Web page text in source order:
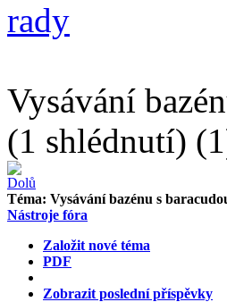
rady
Vysávání
(1 shlédnutí)
Téma: Vysávání bazénu s
Nástroje fóra
Založit nové téma
PDF
Zobrazit poslední příspěvky